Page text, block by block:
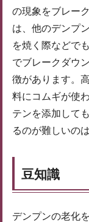
の現象をブレー
は、他のデンプ
を焼く際などで
でブレークダウ
徴があります。
料にコムギが使
テンを添加して
るのが難しいの
豆知識
デンプンの老化